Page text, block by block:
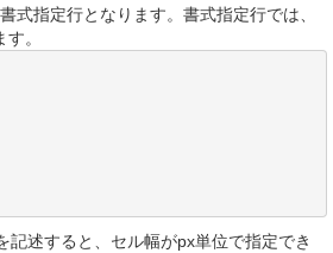
式指定行となります。書式指定行では、
。
記述すると、セル幅がpx単位で指定でき